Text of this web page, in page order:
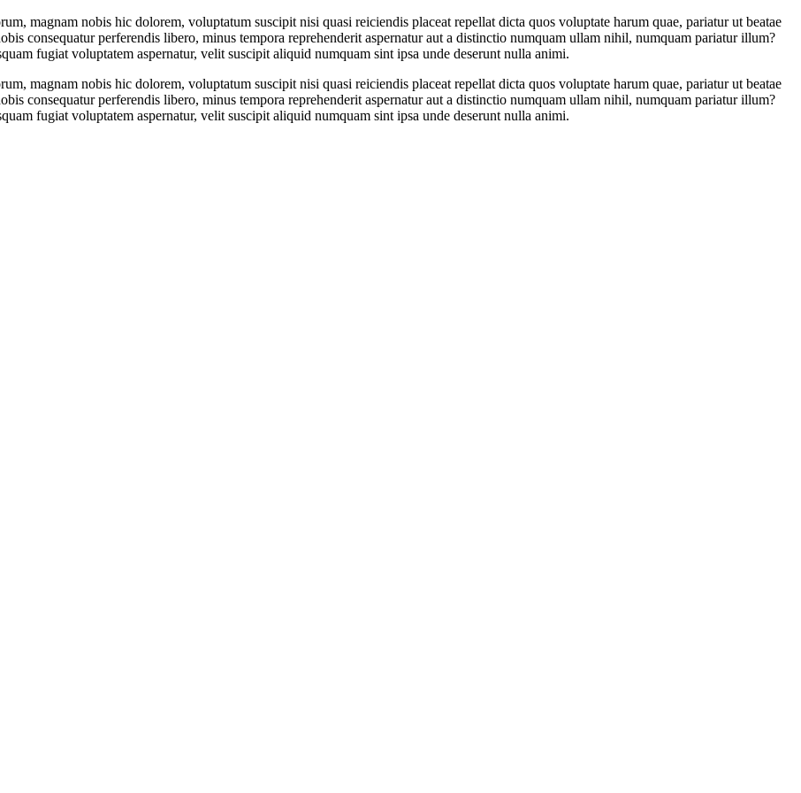
magnam nobis hic dolorem, voluptatum suscipit nisi quasi reiciendis placeat repellat dicta quos voluptate harum quae, pariatur ut beatae
consequatur perferendis libero, minus tempora reprehenderit aspernatur aut a distinctio numquam ullam nihil, numquam pariatur illum?
fugiat voluptatem aspernatur, velit suscipit aliquid numquam sint ipsa unde deserunt nulla animi.
magnam nobis hic dolorem, voluptatum suscipit nisi quasi reiciendis placeat repellat dicta quos voluptate harum quae, pariatur ut beatae
consequatur perferendis libero, minus tempora reprehenderit aspernatur aut a distinctio numquam ullam nihil, numquam pariatur illum?
fugiat voluptatem aspernatur, velit suscipit aliquid numquam sint ipsa unde deserunt nulla animi.